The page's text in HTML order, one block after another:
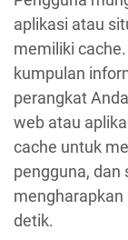
aplikasi atau
memiliki
kumpulan
perangkat
web atau
cache untuk
pengguna, dan
detik.